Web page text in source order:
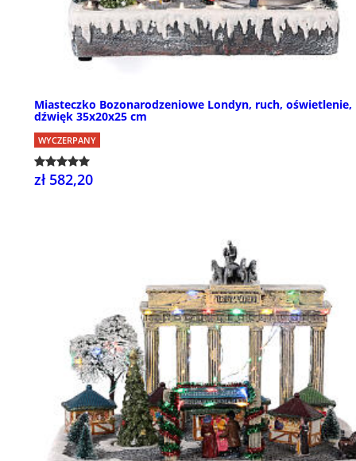
Miasteczko Bozonarodzeniowe Londyn, ruch, oświetlenie,
dźwięk 35x20x25 cm
WYCZERPANY
zł 582,20